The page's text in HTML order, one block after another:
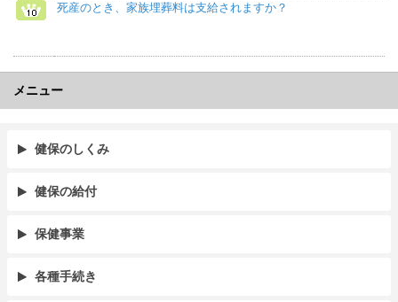
死産のとき、家族埋葬料は支給されますか？
メニュー
健保のしくみ
健保の給付
保健事業
各種手続き